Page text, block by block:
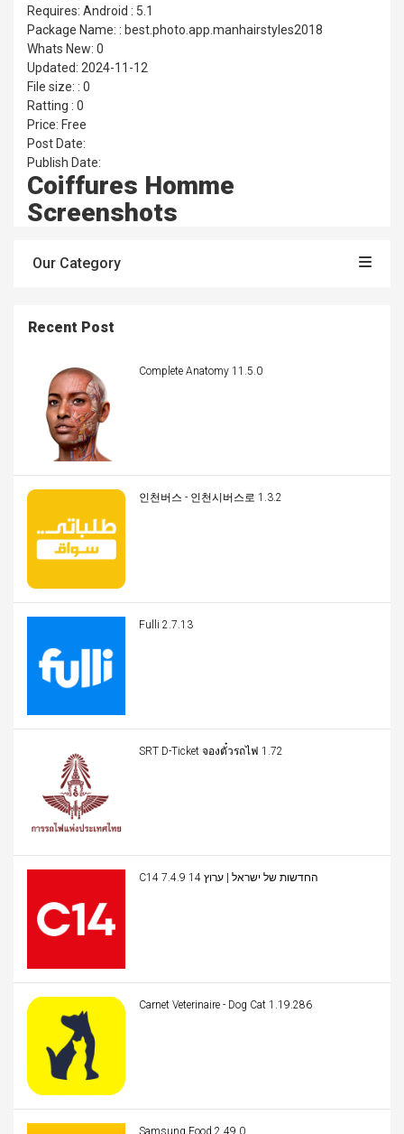
Requires: Android : 5.1
Package Name: : best.photo.app.manhairstyles2018
Whats New: 0
Updated: 2024-11-12
File size: : 0
Ratting : 0
Price: Free
Post Date:
Publish Date:
Coiffures Homme
Screenshots
Our Category
Recent Post
Complete Anatomy 11.5.0
인천버스 - 인천시버스로 1.3.2
Fulli 2.7.13
SRT D-Ticket จองตั๋วรถไฟ 1.72
C14 החדשות של ישראל | ערוץ 14 7.4.9
Carnet Veterinaire - Dog Cat 1.19.286
Samsung Food 2.49.0